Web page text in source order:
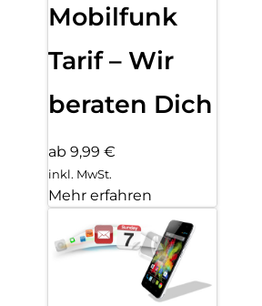
Mobilfunk
Tarif – Wir
beraten Dich
ab 9,99 €
inkl. MwSt.
Mehr erfahren